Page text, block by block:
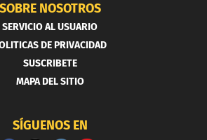
SOBRE NOSOTROS
SERVICIO AL USUARIO
DE PRIVACIDAD
SUSCRIBETE
MAPA DEL SITIO
SÍGUENOS EN